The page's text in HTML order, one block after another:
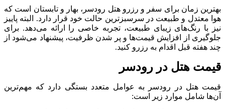
بهترین زمان برای سفر و رزرو هتل رودسر، بهار و تابستان است که
هوا معتدل و طبیعت در سرسبز‌ترین حالت خود قرار دارد. البته پاییز
نیز با رنگ‌های زیبای طبیعت، تجربه خاصی را ارائه می‌دهد. برای
جلوگیری از افزایش قیمت‌ها و پر شدن ظرفیت، پیشنهاد می‌شود از
چند هفته قبل اقدام به رزرو کنید.
قیمت هتل در رودسر
قیمت هتل در رودسر به عوامل متعدد بستگی دارد که مهم‌ترین
آن‌ها شامل موارد زیر است: